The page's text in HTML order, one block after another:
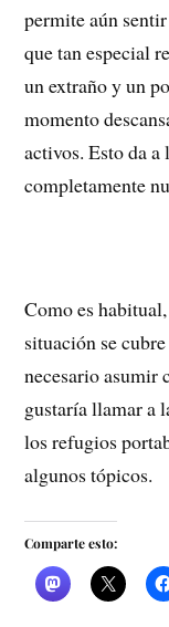
permite aún
que tan especial
un extraño y un
momento
activos. Esto da
completamente
Como es
situación se
necesario asumir
gustaría llamar a
los refugios
algunos tópicos.
Comparte esto: